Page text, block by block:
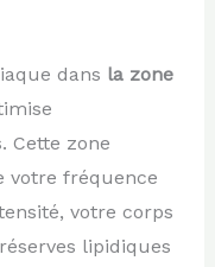
dans la zone
Cette zone
votre fréquence
votre corps
lipidiques